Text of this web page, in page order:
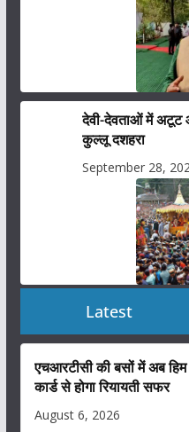
देवी-देवताओं में अटूट
कुल्लू दशहरा
September 28,
Latest
एचआरटीसी की बसों में अब
कार्ड से होगा रियायती सफर
August 6, 2026